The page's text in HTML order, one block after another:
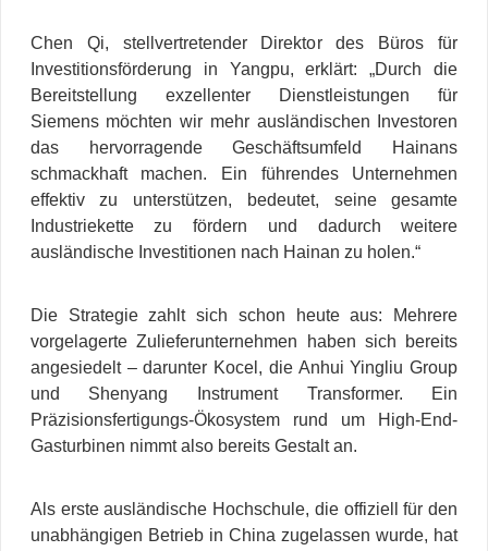
Chen Qi, stellvertretender Direktor des Büros für
Investitionsförderung in Yangpu, erklärt: „Durch die
Bereitstellung exzellenter Dienstleistungen für
Siemens möchten wir mehr ausländischen Investoren
das hervorragende Geschäftsumfeld Hainans
schmackhaft machen. Ein führendes Unternehmen
effektiv zu unterstützen, bedeutet, seine gesamte
Industriekette zu fördern und dadurch weitere
ausländische Investitionen nach Hainan zu holen.“
Die Strategie zahlt sich schon heute aus: Mehrere
vorgelagerte Zulieferunternehmen haben sich bereits
angesiedelt – darunter Kocel, die Anhui Yingliu Group
und Shenyang Instrument Transformer. Ein
Präzisionsfertigungs-Ökosystem rund um High-End-
Gasturbinen nimmt also bereits Gestalt an.
Als erste ausländische Hochschule, die offiziell für den
unabhängigen Betrieb in China zugelassen wurde, hat